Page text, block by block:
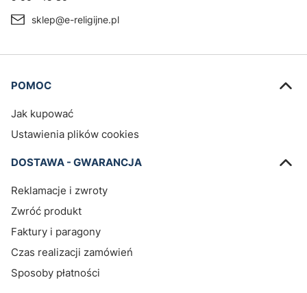
sklep@e-religijne.pl
Linki w stopce
POMOC
Jak kupować
Ustawienia plików cookies
DOSTAWA - GWARANCJA
Reklamacje i zwroty
Zwróć produkt
Faktury i paragony
Czas realizacji zamówień
Sposoby płatności